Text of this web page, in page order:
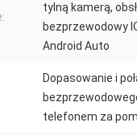
tylną kamerą,
bezprzewodowy
Android Auto
Dopasowanie i
telefonem za